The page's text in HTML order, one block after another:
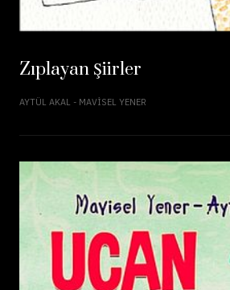
Zıplayan Şiirler
AYTÜL AKAL - MAVISEL YENER